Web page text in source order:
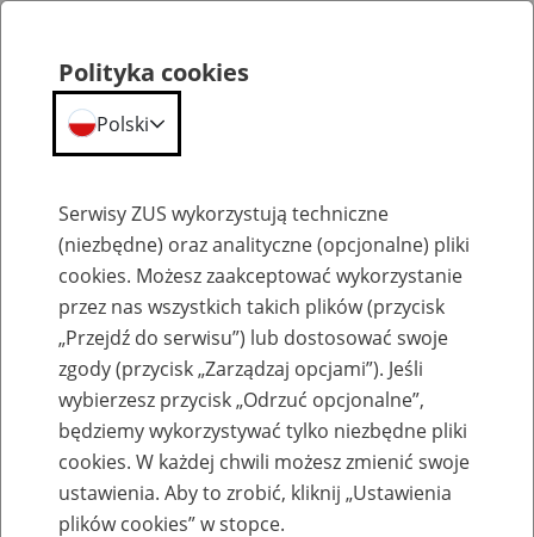
Przepraszamy,
podana strona nie została znaleziona.
Błąd 404
Przejdź do strony głównej
Polityka cookies
Polski
Serwisy ZUS wykorzystują techniczne
(niezbędne) oraz analityczne (opcjonalne) pliki
cookies. Możesz zaakceptować wykorzystanie
przez nas wszystkich takich plików (przycisk
„Przejdź do serwisu”) lub dostosować swoje
zgody (przycisk „Zarządzaj opcjami”). Jeśli
wybierzesz przycisk „Odrzuć opcjonalne”,
będziemy wykorzystywać tylko niezbędne pliki
cookies. W każdej chwili możesz zmienić swoje
ustawienia. Aby to zrobić, kliknij „Ustawienia
plików cookies” w stopce.